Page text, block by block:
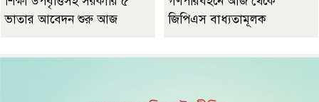
ভাতার আবেদন শুরু আজ
জিপিএস বাধ্যতামূলক